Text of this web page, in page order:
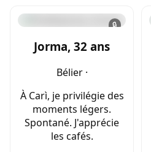
🔒
Jorma, 32 ans
Bélier ·
À Carì, je privilégie des
moments légers.
Spontané. J'apprécie
les cafés.